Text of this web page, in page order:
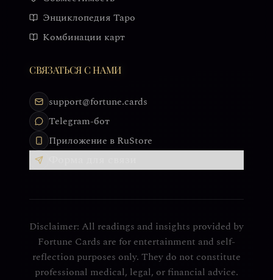
Энциклопедия Таро
Комбинации карт
СВЯЗАТЬСЯ С НАМИ
support@fortune.cards
Telegram-бот
Приложение в RuStore
Disclaimer: All readings and insights provided by
Fortune Cards are for entertainment and self-
reflection purposes only. They do not constitute
professional medical, legal, or financial advice.